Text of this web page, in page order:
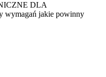
DLA
jakie powinny